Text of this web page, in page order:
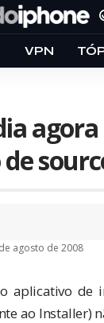
VPN
agosto de 2008
aplicativo de
ao Installer)